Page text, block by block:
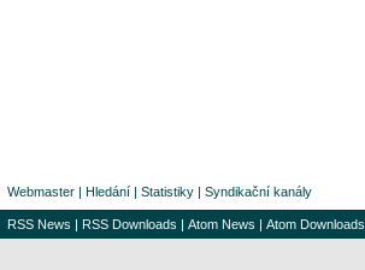
Webmaster | Hledání | Statistiky | Syndikační kanály
RSS News | RSS Downloads | Atom News | Atom Downloads